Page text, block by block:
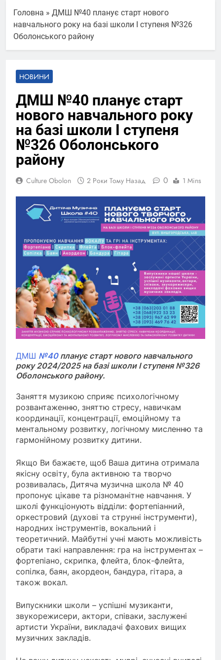
Головна » ДМШ №40 планує старт нового
навчального року на базі школи I ступеня №326
Оболонського району
НОВИНИ
ДМШ №40 планує старт
нового навчального року
на базі школи I ступеня
№326 Оболонського
району
Culture Obolon 2 Роки Тому Назад 0 1 Mins
ДМШ №40планує старт нового навчального
року 2024/2025 на базі школи I ступеня №326
Оболонського району.
Заняття музикою сприяє психологічному
розвантаженню, зняттю стресу, навичкам
координації, концентрації, емоційному та
ментальному розвитку, логічному мисленню та
гармонійному розвитку дитини.
Якщо Ви бажаєте, щоб Ваша дитина отримала
якісну освіту, була активною та творчо
розвивалась, Дитяча музична школа № 40
пропонує цікаве та різноманітне навчання. У
школі функціонують відділи: фортепіанний,
оркестровий (духові та струнні інструменти),
народних інструментів, вокальний і
теоретичний. Майбутні учні мають можливість
обрати такі направлення: гра на інструментах –
фортепіано, скрипка, флейта, блок-флейта,
сопілка, баян, акордеон, бандура, гітара, а
також вокал.
Випускники школи – успішні музиканти,
звукорежисери, актори, співаки, заслужені
артисти України, викладачі фахових вищих
музичних закладів.